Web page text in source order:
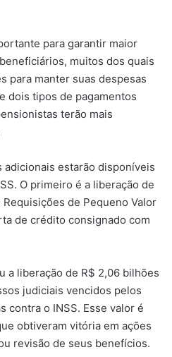
para garantir maior
muitos dos quais
para manter suas despesas
dois tipos de pagamentos
terão mais
estarão disponíveis
O primeiro é a liberação de
de Pequeno Valor
de crédito consignado com
a liberação de R$ 2,06 bilhões
judiciais vencidos pelos
contra o INSS. Esse valor é
obtiveram vitória em ações
revisão de seus benefícios.